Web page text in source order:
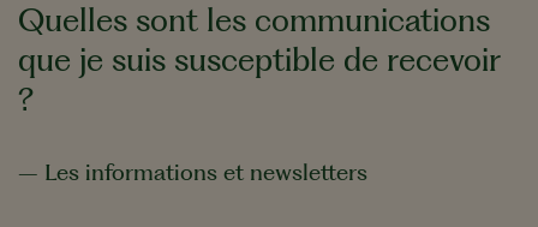
Quelles sont les communications
que je suis susceptible de recevoir
?
– Les informations et newsletters